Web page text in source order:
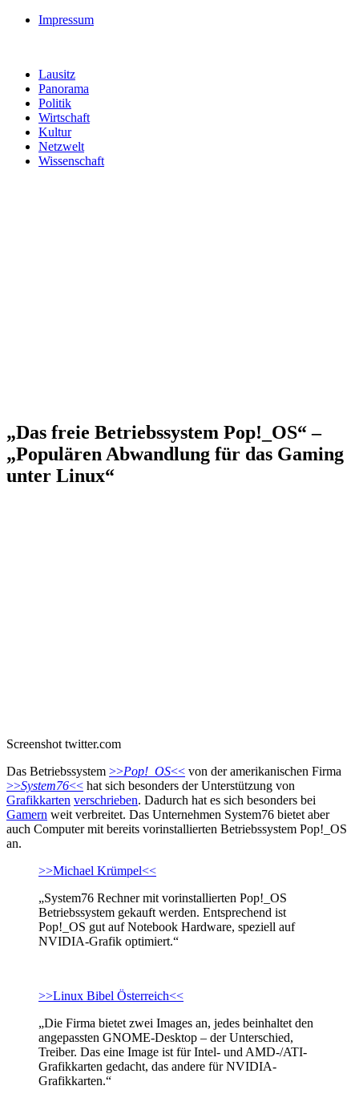
Impressum
Lausitz
Panorama
Politik
Wirtschaft
Kultur
Netzwelt
Wissenschaft
„Das freie Betriebssystem Pop!_OS“ –
„Populären Abwandlung für das Gaming
unter Linux“
Screenshot twitter.com
Das Betriebssystem >>Pop!_OS<< von der amerikanischen Firma
>>System76<< hat sich besonders der Unterstützung von
Grafikkarten verschrieben. Dadurch hat es sich besonders bei
Gamern weit verbreitet. Das Unternehmen System76 bietet aber
auch Computer mit bereits vorinstallierten Betriebssystem Pop!_OS
an.
>>Michael Krümpel<<
„System76 Rechner mit vorinstallierten Pop!_OS
Betriebssystem gekauft werden. Entsprechend ist
Pop!_OS gut auf Notebook Hardware, speziell auf
NVIDIA-Grafik optimiert.“
>>Linux Bibel Österreich<<
„Die Firma bietet zwei Images an, jedes beinhaltet den
angepassten GNOME-Desktop – der Unterschied,
Treiber. Das eine Image ist für Intel- und AMD-/ATI-
Grafikkarten gedacht, das andere für NVIDIA-
Grafikkarten.“